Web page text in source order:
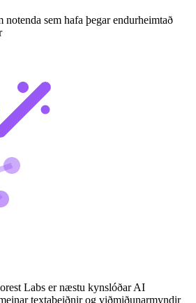
notenda sem hafa þegar endurheimtað
Labs er næstu kynslóðar AI
textabeiðnir og viðmiðunarmyndir